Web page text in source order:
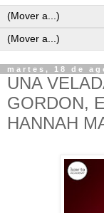
martes, 18 de
UNA
GORDON,
HANNAH